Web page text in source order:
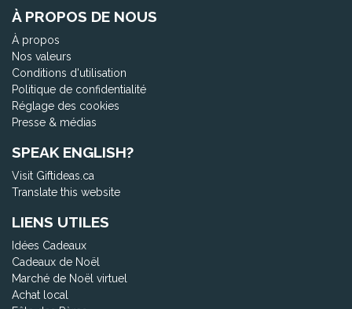
À PROPOS DE NOUS
À propos
Nos valeurs
Conditions d'utilisation
Politique de confidentialité
Réglage des cookies
Presse & médias
SPEAK ENGLISH?
Visit Giftideas.ca
Translate this website
LIENS UTILES
Idées Cadeaux
Cadeaux de Noël
Marché de Noël virtuel
Achat local